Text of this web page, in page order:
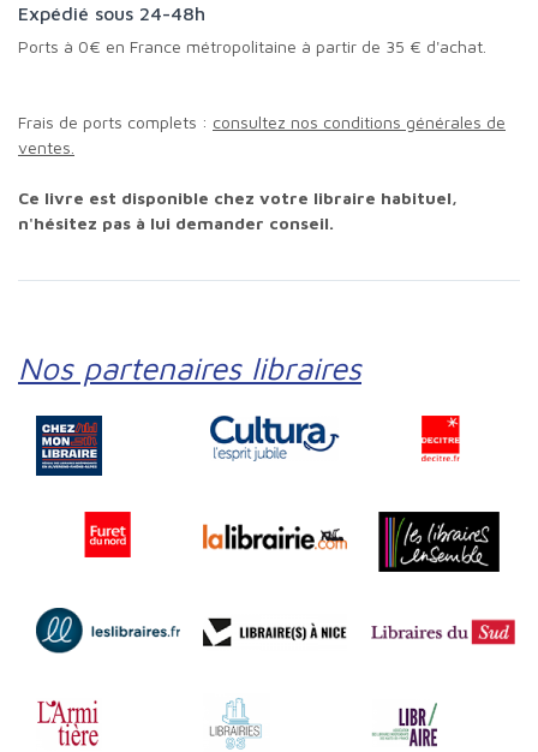
Expédié sous 24-48h
Ports à 0€ en France métropolitaine à partir de 35 € d'achat.
Frais de ports complets : consultez nos conditions générales de
ventes.
Ce livre est disponible chez votre libraire habituel,
n'hésitez pas à lui demander conseil.
Nos partenaires libraires